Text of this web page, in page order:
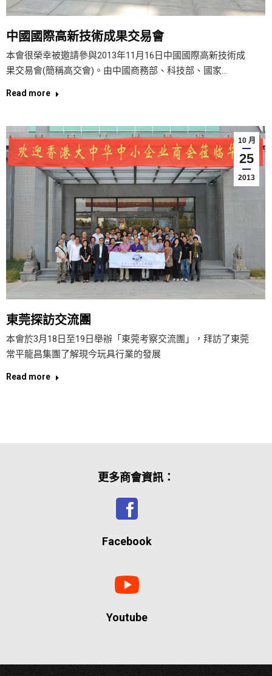
中國國際高新技術成果交易會
本會很榮幸被邀請參與2013年11月16日中國國際高新技術成
果交易會(簡稱高交會)。由中國商務部、科技部、國家…
Read more
10 月
25
2013
東莞探訪交流團
本會於3月18日至19日舉辦「東莞考察交流團」，拜訪了東莞
常平龍昌集團了解現今玩具行業的發展
Read more
更多商會資訊：
Facebook
Youtube